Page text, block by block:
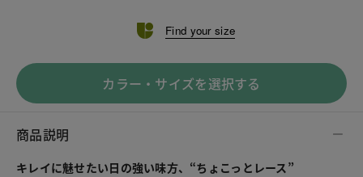
Find your size
カラー・サイズを選択する
商品説明
キレイに魅せたい日の強い味方、“ちょこっとレース”